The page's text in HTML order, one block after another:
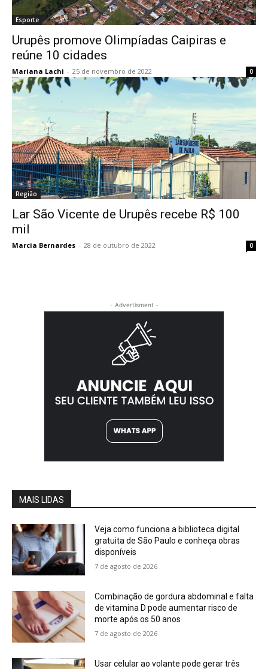
Esporte
Urupês promove Olimpíadas Caipiras e
reúne 10 cidades
Mariana Lachi - 25 de novembro de 2022 0
Região
Lar São Vicente de Urupês recebe R$ 100
mil
Marcia Bernardes - 28 de outubro de 2022 0
- Advertisment -
MAIS LIDAS
Veja como funciona a biblioteca digital
gratuita de São Paulo e conheça obras
disponíveis
7 de agosto de 2026
Combinação de gordura abdominal e falta
de vitamina D pode aumentar risco de
morte após os 50 anos
7 de agosto de 2026
Usar celular ao volante pode gerar três